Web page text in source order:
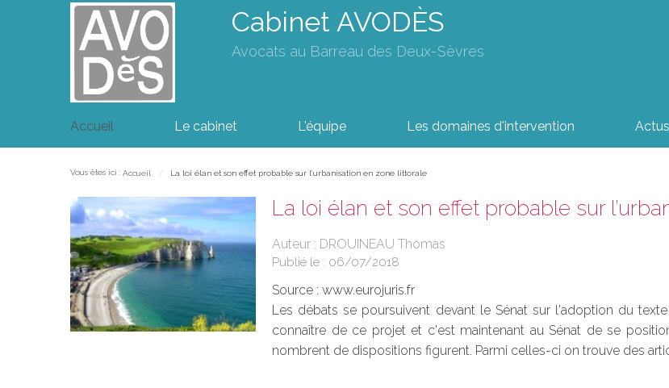
Cabinet AVODÈS
Avocats au Barreau des Deux-Sèvres
Accueil Le cabinet L'équipe Les domaines d'intervention Actus
Vous êtes ici : Accueil La loi élan et son effet probable sur l’urbanisation en zone littorale
La loi élan et son effet probable sur
Auteur : DROUINEAU Thomas
Publié le : 06/07/2018
Source : www.eurojuris.fr
Les débats se poursuivent devant le Sénat sur l'adoption du
connaître de ce projet et c'est maintenant au Sénat de se
nombrent de dispositions figurent. Parmi celles-ci on trouve des